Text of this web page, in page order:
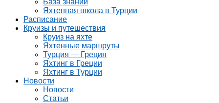
База знаний
Яхтенная школа в Турции
Расписание
Круизы и путешествия
Круиз на яхте
Яхтенные маршруты
Турция — Греция
Яхтинг в Греции
Яхтинг в Турции
Новости
Новости
Статьи